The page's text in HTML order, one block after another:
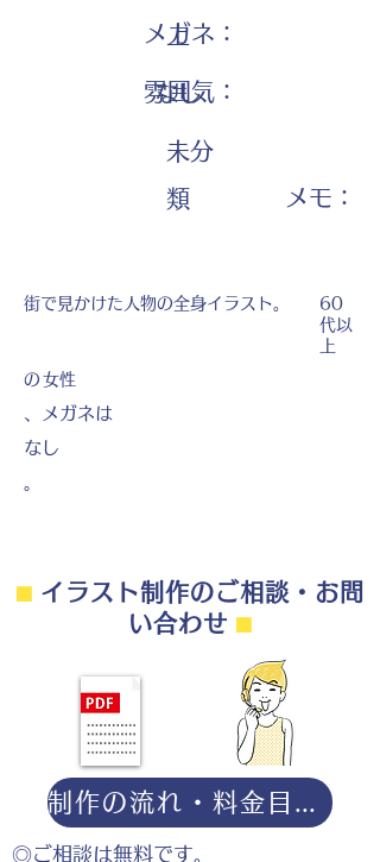
上
メガネ：
なし
雰囲気：
未分
類
​メモ：
街で見かけた人物の全身イラスト。
60
代以
上
の 女性
、メガネは
なし
。
⬛︎イラスト制作のご相談・お問
い合わせ ⬛︎
◎ご相談は無料です。